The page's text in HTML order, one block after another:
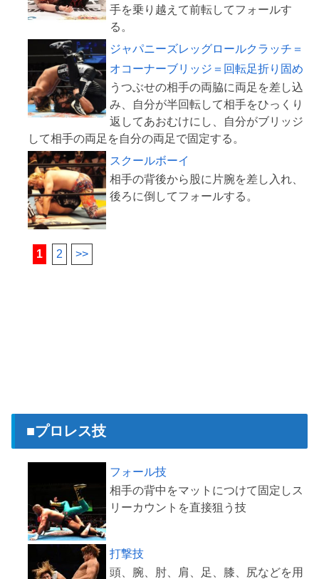
手を乗り越えて前転してフォールす
ジャパニーズレッグロールクラッチ＝
オコーナーブリッジ＝回転足折り固め
うつぶせの相手の両脇に両足を差し込
み、自分が半回転して相手をひっくり
返してあおむけにし、自分がブリッジ
スクールボーイ
相手の背後から股に片腕を差し入れ、
1 2 >>
■プロレス技
フォール技
相手の背中をマットにつけて固定しス
リーカウントを直接狙う技
打撃技
頭、腕、肘、肩、足、膝、尻などを用